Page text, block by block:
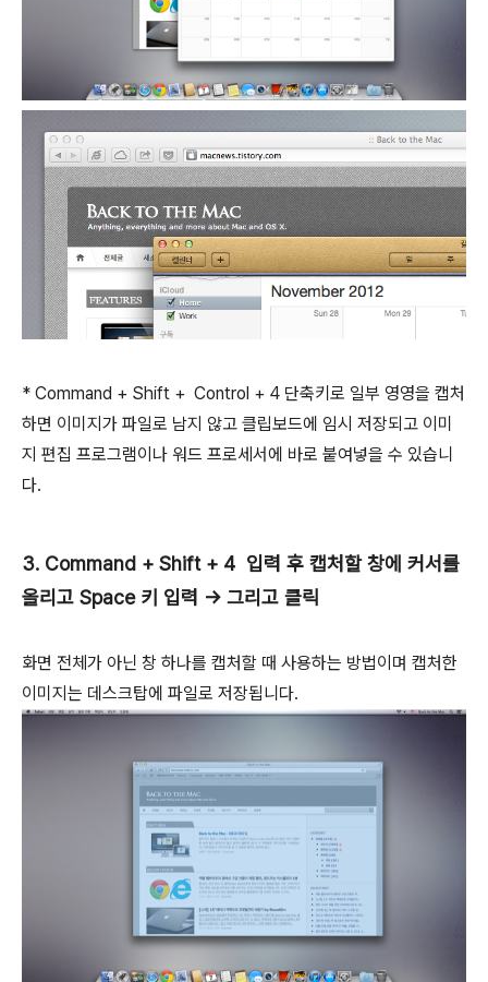
* Command + Shift + Control + 4 단축키로 일부 영영을 캡처
하면 이미지가 파일로 남지 않고 클립보드에 임시 저장되고 이미
지 편집 프로그램이나 워드 프로세서에 바로 붙여넣을 수 있습니
다.
3. Command + Shift + 4 입력 후 캡처할 창에 커서를
올리고 Space 키 입력 → 그리고 클릭
화면 전체가 아닌 창 하나를 캡처할 때 사용하는 방법이며 캡처한
이미지는 데스크탑에 파일로 저장됩니다.